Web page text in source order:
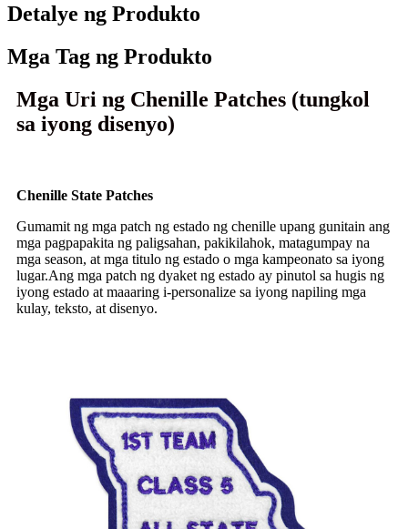
Detalye ng Produkto
Mga Tag ng Produkto
Mga Uri ng Chenille Patches (tungkol
sa iyong disenyo)
Chenille State Patches
Gumamit ng mga patch ng estado ng chenille upang gunitain ang
mga pagpapakita ng paligsahan, pakikilahok, matagumpay na
mga season, at mga titulo ng estado o mga kampeonato sa iyong
lugar.Ang mga patch ng dyaket ng estado ay pinutol sa hugis ng
iyong estado at maaaring i-personalize sa iyong napiling mga
kulay, teksto, at disenyo.